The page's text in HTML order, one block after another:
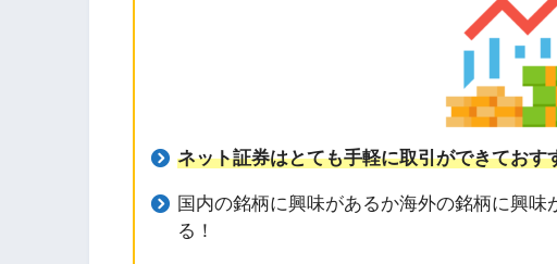
ネット証券はとても手軽に取引ができておす
国内の銘柄に興味があるか海外の銘柄に興
る！